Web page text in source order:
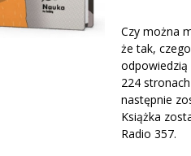
Czy można
że tak,
224
następnie
Książka
Radio 357.